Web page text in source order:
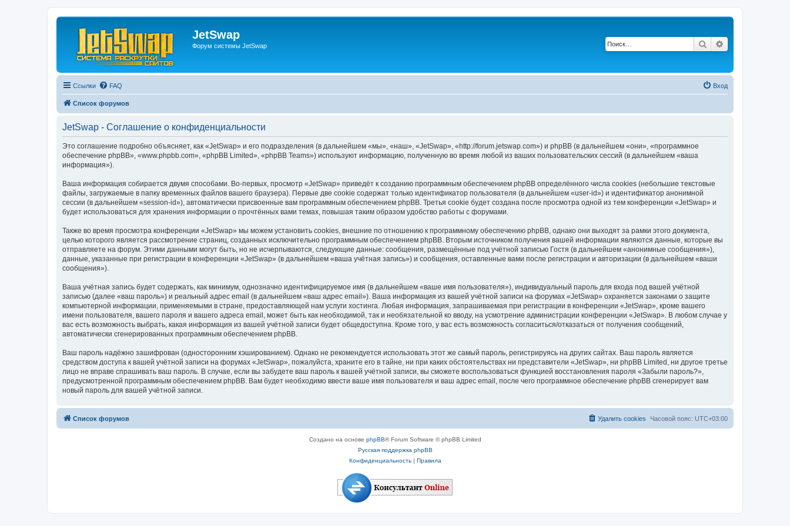
JetSwap
Форум системы JetSwap Поиск
Ссылки FAQ Вход
Список форумов
JetSwap - Соглашение о конфиденциальности
Это соглашение подробно объясняет, как «JetSwap» и его подразделения (в дальнейшем «мы», «наш», «JetSwap», «http://forum.jetswap.com») и phpBB (в дальнейшем «они», «программное
обеспечение phpBB», «www.phpbb.com», «phpBB Limited», «phpBB Teams») используют информацию, полученную во время любой из ваших пользовательских сессий (в дальнейшем «ваша
информация»).
Ваша информация собирается двумя способами. Во-первых, просмотр «JetSwap» приведёт к созданию программным обеспечением phpBB определённого числа cookies (небольшие текстовые
файлы, загружаемые в папку временных файлов вашего браузера). Первые две cookie содержат только идентификатор пользователя (в дальнейшем «user-id») и идентификатор анонимной
сессии (в дальнейшем «session-id»), автоматически присвоенные вам программным обеспечением phpBB. Третья cookie будет создана после просмотра одной из тем конференции «JetSwap» и
будет использоваться для хранения информации о прочтённых вами темах, повышая таким образом удобство работы с форумами.
Также во время просмотра конференции «JetSwap» мы можем установить cookies, внешние по отношению к программному обеспечению phpBB, однако они выходят за рамки этого документа,
целью которого является рассмотрение страниц, созданных исключительно программным обеспечением phpBB. Вторым источником получения вашей информации являются данные, которые вы
отправляете на форум. Этими данными могут быть, но не исчерпываются, следующие данные: сообщения, размещённые под учётной записью Гостя (в дальнейшем «анонимные сообщения»),
данные, указанные при регистрации в конференции «JetSwap» (в дальнейшем «ваша учётная запись») и сообщения, оставленные вами после регистрации и авторизации (в дальнейшем «ваши
сообщения»).
Ваша учётная запись будет содержать, как минимум, однозначно идентифицируемое имя (в дальнейшем «ваше имя пользователя»), индивидуальный пароль для входа под вашей учётной
записью (далее «ваш пароль») и реальный адрес email (в дальнейшем «ваш адрес email»). Ваша информация из вашей учётной записи на форумах «JetSwap» охраняется законами о защите
компьютерной информации, применяемыми в стране, предоставляющей нам услуги хостинга. Любая информация, запрашиваемая при регистрации в конференции «JetSwap», кроме вашего
имени пользователя, вашего пароля и вашего адреса email, может быть как необходимой, так и необязательной ко вводу, на усмотрение администрации конференции «JetSwap». В любом случае у
вас есть возможность выбрать, какая информация из вашей учётной записи будет общедоступна. Кроме того, у вас есть возможность согласиться/отказаться от получения сообщений,
автоматически сгенерированных программным обеспечением phpBB.
Ваш пароль надёжно зашифрован (односторонним хэшированием). Однако не рекомендуется использовать этот же самый пароль, регистрируясь на других сайтах. Ваш пароль является
средством доступа к вашей учётной записи на форумах «JetSwap», пожалуйста, храните его в тайне, ни при каких обстоятельствах ни представители «JetSwap», ни phpBB Limited, ни другое третье
лицо не вправе спрашивать ваш пароль. В случае, если вы забудете ваш пароль к вашей учётной записи, вы сможете воспользоваться функцией восстановления пароля «Забыли пароль?»,
предусмотренной программным обеспечением phpBB. Вам будет необходимо ввести ваше имя пользователя и ваш адрес email, после чего программное обеспечение phpBB сгенерирует вам
новый пароль для вашей учётной записи.
Список форумов Часовой пояс: UTC+03:00
Удалить cookies
Создано на основе phpBB® Forum Software © phpBB Limited
Русская поддержка phpBB
Конфиденциальность| Правила